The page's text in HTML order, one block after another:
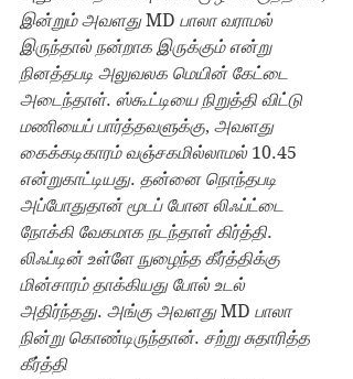
இன்றும் அவளது MD பாலா வராமல்
இருந்தால் நன்றாக இருக்கும் என்று
நினத்தபடி அலுவலக மெயின் கேட்டை
அடைந்தாள். ஸ்கூட்டியை நிறுத்தி விட்டு
மணியைப் பார்த்தவளுக்கு, அவளது
கைக்கடிகாரம் வஞ்சகமில்லாமல் 10.45
என்றுகாட்டியது. தன்னை நொந்தபடி
அப்போதுதான் மூடப் போன லிஃப்ட்டை
நோக்கி வேகமாக நடந்தாள் கிர்த்தி.
லிஃப்டின் உள்ளே நுழைந்த கீர்த்திக்கு
மின்சாரம் தாக்கியது போல் உடல்
அதிர்ந்தது. அங்கு அவளது MD பாலா
நின்று கொண்டிருந்தான். சற்று சுதாரித்த
கீர்த்தி